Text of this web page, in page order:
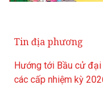
Tin địa phương
Hướng tới Bầu cử
các cấp nhiệm kỳ